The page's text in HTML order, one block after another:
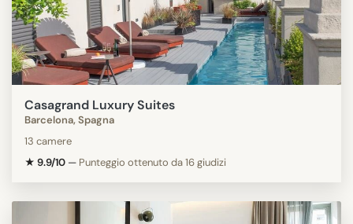
Casagrand Luxury Suites
Barcelona, Spagna
13 camere
★ 9.9/10 — Punteggio ottenuto da 16 giudizi